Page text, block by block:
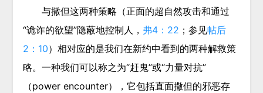
与撒但这两种策略（正面的超自然攻击和通过
“诡诈的欲望”隐蔽地控制人， 弗4：22 ；参见帖后
2：10）相对应的是我们在新约中看到的两种解救策
略。一种我们可以称之为“赶鬼”或“力量对抗”
（power encounter），它包括直面撒但的邪恶存